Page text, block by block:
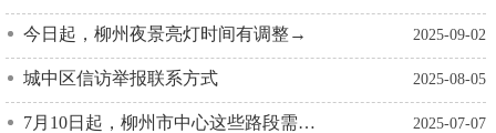
网上办事 2025-09-02
今日起，柳州夜景亮灯时间有调整→
2025-08-05
城中区信访举报联系方式
2025-07-07
7月10日起，柳州市中心这些路段需绕行！